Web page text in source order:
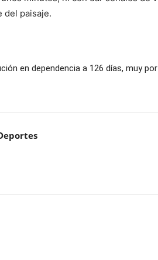
del paisaje.
en dependencia a 126 días, muy por